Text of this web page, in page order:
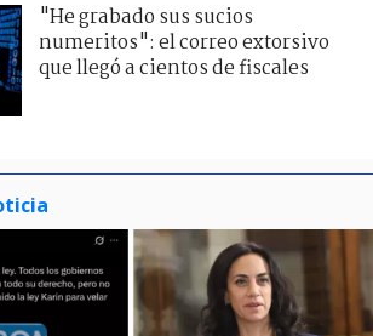
"He grabado sus sucios
numeritos": el correo extorsivo
que llegó a cientos de fiscales